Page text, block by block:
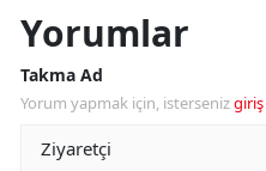
Yorumlar
Takma Ad
Yorum yapmak için, istersenizgiriş